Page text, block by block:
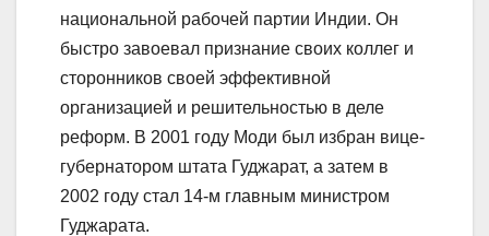
национальной рабочей партии Индии. Он
быстро завоевал признание своих коллег и
сторонников своей эффективной
организацией и решительностью в деле
реформ. В 2001 году Моди был избран вице-
губернатором штата Гуджарат, а затем в
2002 году стал 14-м главным министром
Гуджарата.